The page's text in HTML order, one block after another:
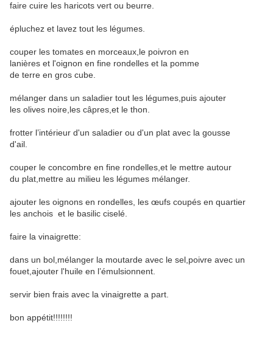
faire cuire les haricots vert ou beurre.
épluchez et lavez tout les légumes.
couper les tomates en morceaux,le poivron en
lanières et l'oignon en fine rondelles et la pomme
de terre en gros cube.
mélanger dans un saladier tout les légumes,puis ajouter
les olives noire,les câpres,et le thon.
frotter l’intérieur d'un saladier ou d'un plat avec la gousse
d'ail.
couper le concombre en fine rondelles,et le mettre autour
du plat,mettre au milieu les légumes mélanger.
ajouter les oignons en rondelles, les œufs coupés en quartier
les anchois et le basilic ciselé.
faire la vinaigrette:
dans un bol,mélanger la moutarde avec le sel,poivre avec un
fouet,ajouter l'huile en l’émulsionnent.
servir bien frais avec la vinaigrette a part.
bon appétit!!!!!!!!